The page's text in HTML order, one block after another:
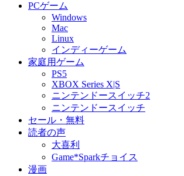
PCゲーム
Windows
Mac
Linux
インディーゲーム
家庭用ゲーム
PS5
XBOX Series X|S
ニンテンドースイッチ2
ニンテンドースイッチ
セール・無料
読者の声
大喜利
Game*Sparkチョイス
漫画